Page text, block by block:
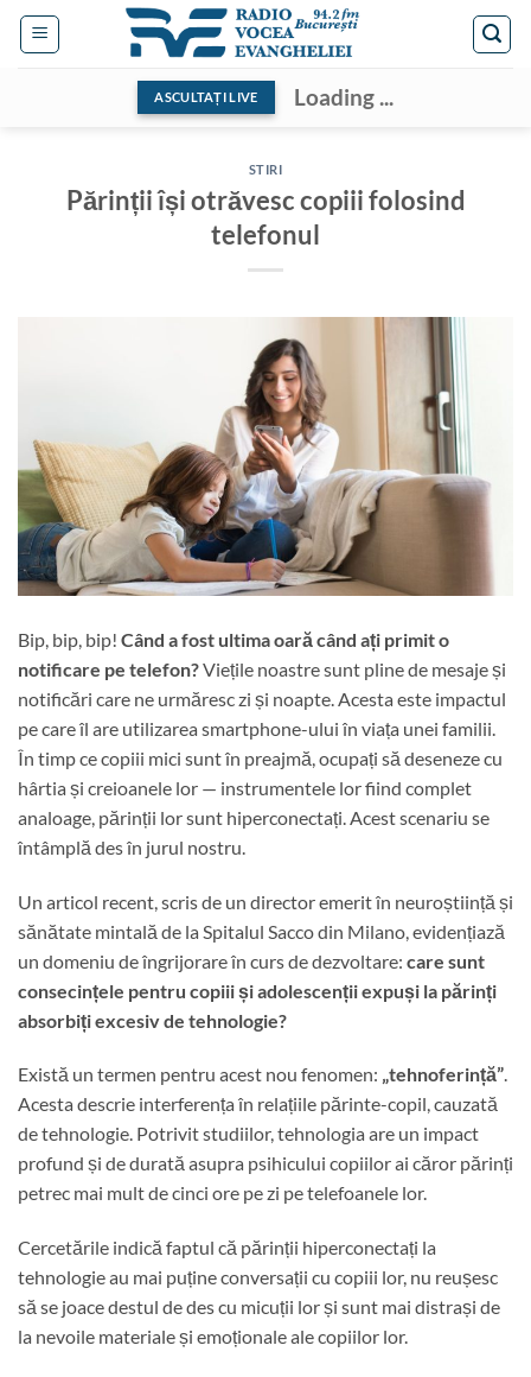
Skip
ASCULTAȚI LIVE Loading ...
STIRI
Părinții își otrăvesc copiii folosind
telefonul
Bip, bip, bip! Când a fost ultima oară când ați primit o
notificare pe telefon?Viețile noastre sunt pline de mesaje și
notificări care ne urmăresc zi și noapte. Acesta este impactul
pe care îl are utilizarea smartphone-ului în viața unei familii.
În timp ce copiii mici sunt în preajmă, ocupați să deseneze cu
hârtia și creioanele lor — instrumentele lor fiind complet
analoage, părinții lor sunt hiperconectați. Acest scenariu se
întâmplă des în jurul nostru.
Un articol recent, scris de un director emerit în neuroștiință și
sănătate mintală de la Spitalul Sacco din Milano, evidențiază
un domeniu de îngrijorare în curs de dezvoltare: care sunt
consecințele pentru copiii și adolescenții expuși la părinți
absorbiți excesiv de tehnologie?
Există un termen pentru acest nou fenomen: „tehnoferință”.
Acesta descrie interferența în relațiile părinte-copil, cauzată
de tehnologie. Potrivit studiilor, tehnologia are un impact
profund și de durată asupra psihicului copiilor ai căror părinți
petrec mai mult de cinci ore pe zi pe telefoanele lor.
Cercetările indică faptul că părinții hiperconectați la
tehnologie au mai puține conversații cu copiii lor, nu reușesc
să se joace destul de des cu micuții lor și sunt mai distrași de
la nevoile materiale și emoționale ale copiilor lor.